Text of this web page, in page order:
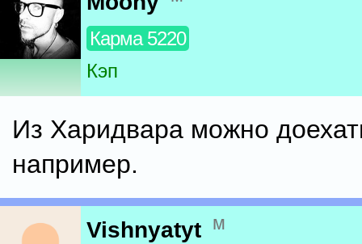
Карма 5220
Кэп
Из Харидвара можно
например.
Vishnyatyt м